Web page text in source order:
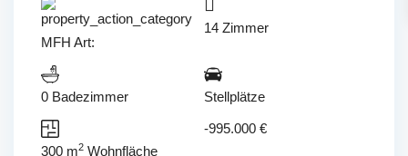
MFH Art:
14 Zimmer
0 Badezimmer Stellplätze
300 m2 Wohnfläche
-995.000 €